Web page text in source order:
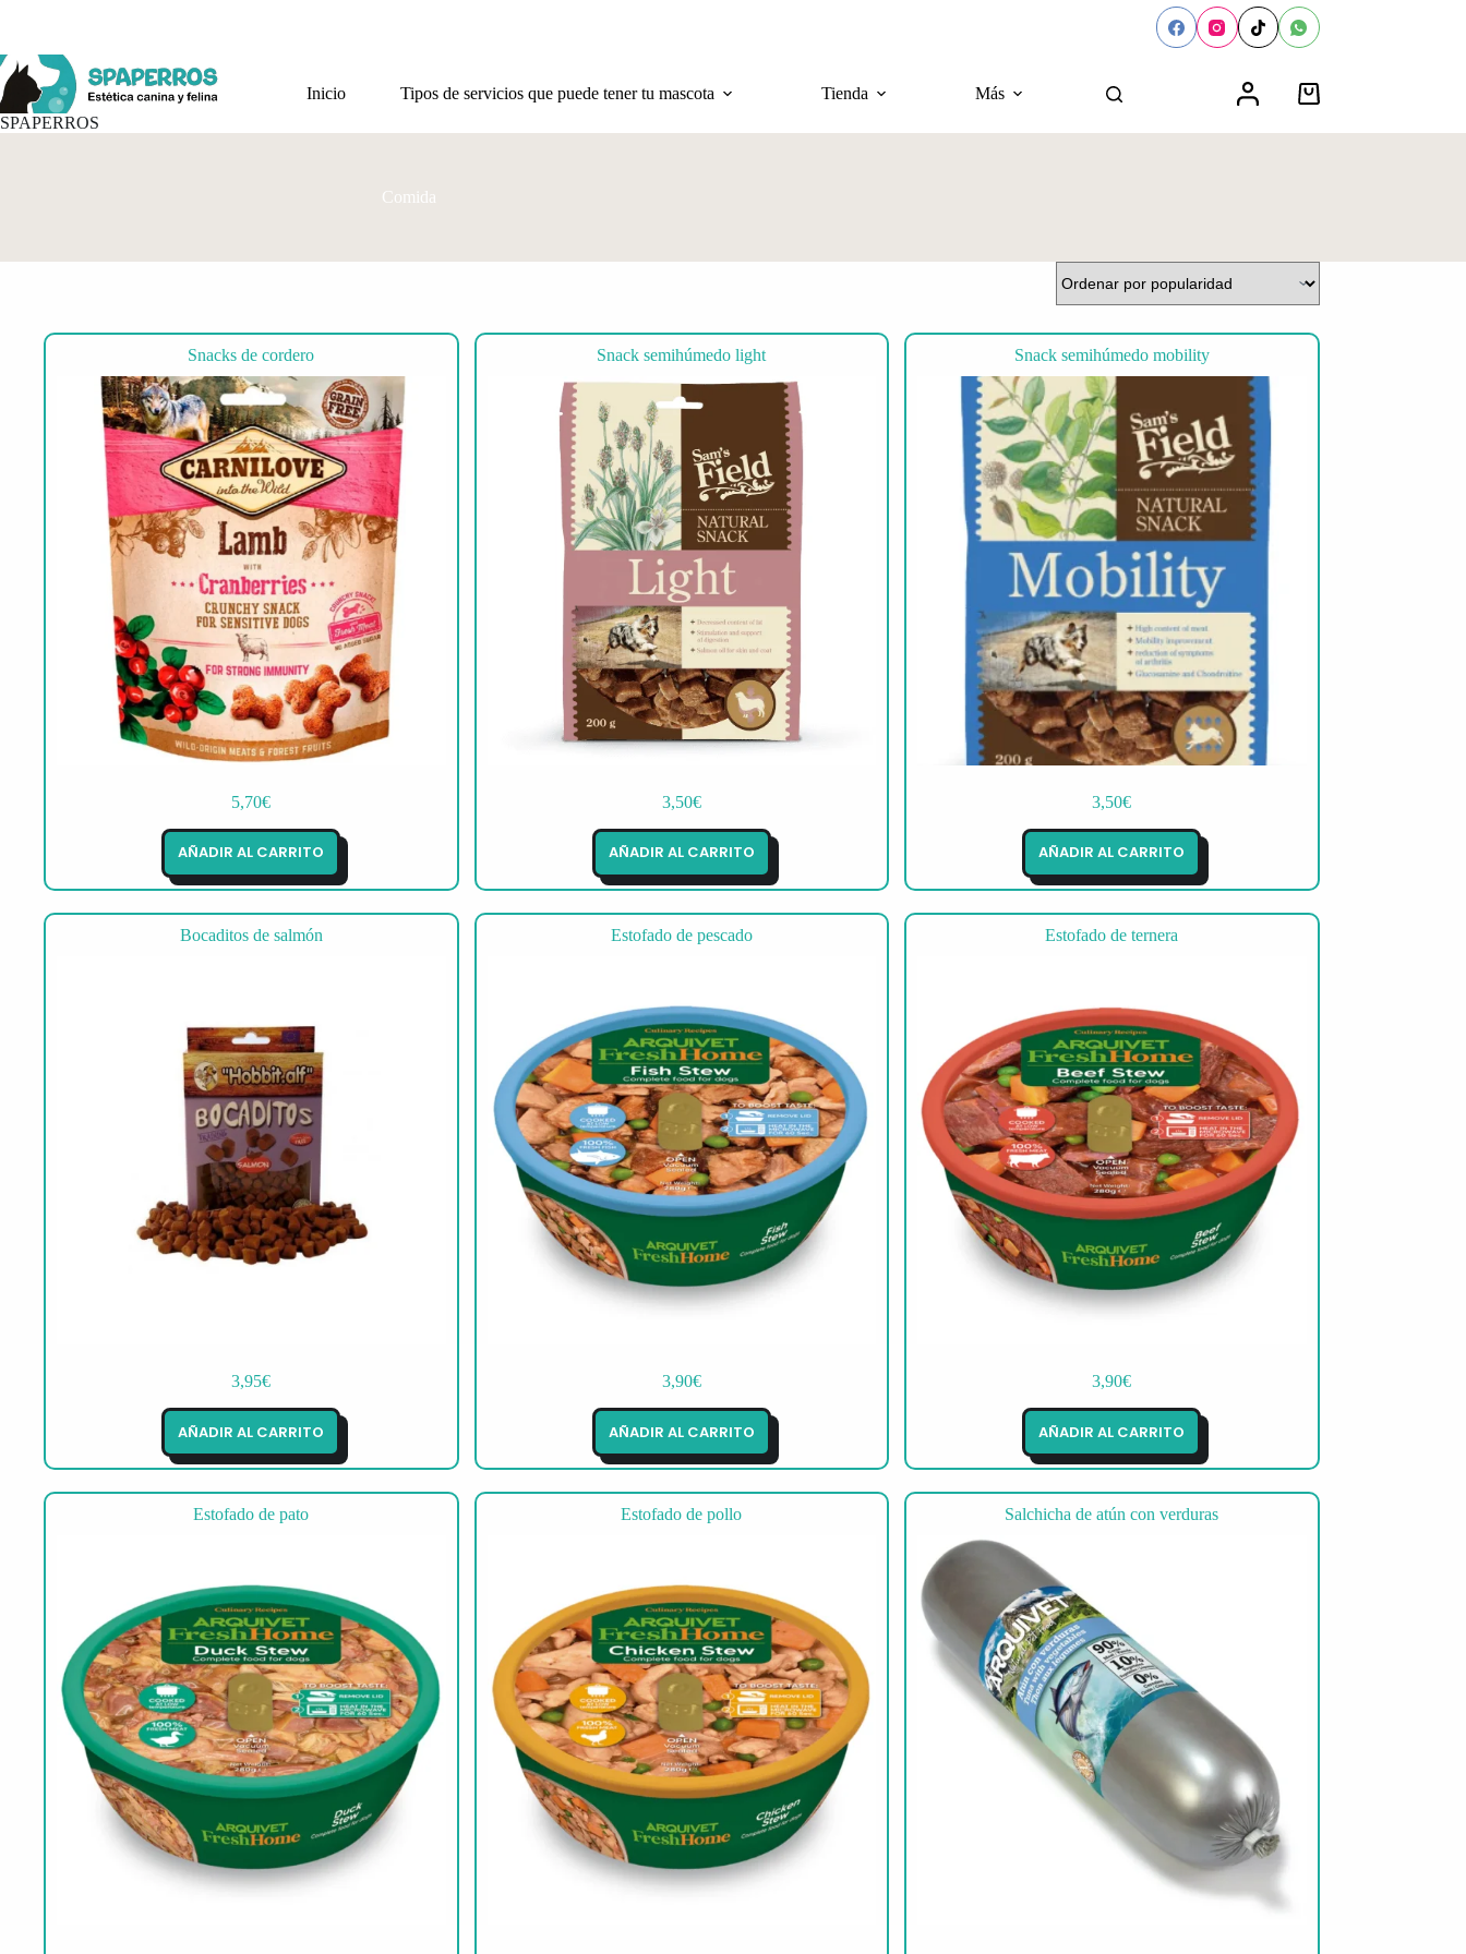
SPAPERROS
Inicio Tipos de servicios que puede tener tu mascota Tienda Más
Carro
Comida
Snacks de cordero
5,70€
AÑADIR AL CARRITO
Snack semihúmedo light
3,50€
AÑADIR AL CARRITO
Snack semihúmedo mobility
3,50€
AÑADIR AL CARRITO
Bocaditos de salmón
3,95€
AÑADIR AL CARRITO
Estofado de pescado
3,90€
AÑADIR AL CARRITO
Estofado de ternera
3,90€
AÑADIR AL CARRITO
Estofado de pato Estofado de pollo Salchicha de atún con verduras